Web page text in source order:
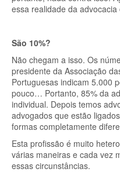
essa realidade da
São 10%?
Não chegam a isso. Os
presidente da Associação
Portuguesas indicam 5.000
pouco… Portanto, 85% da
individual. Depois temos
advogados que estão
formas completamente
Esta profissão é muito
várias maneiras e cada vez
essas circunstâncias.